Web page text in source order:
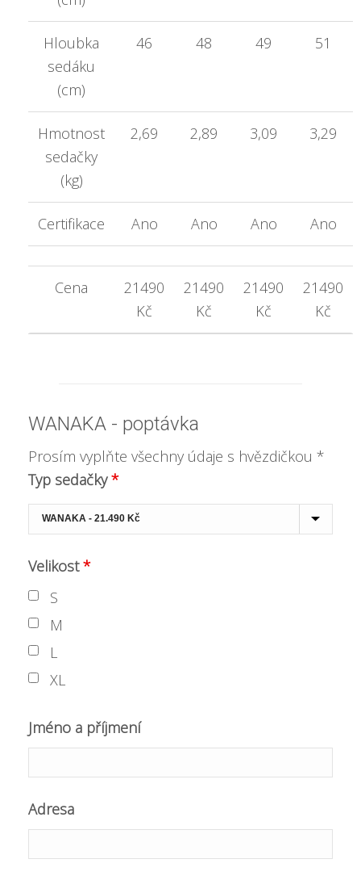
Hloubka
sedáku
(cm)
46 48 49 51
Hmotnost
sedačky
(kg)
2,69 2,89 3,09 3,29
Certifikace Ano Ano Ano Ano
Cena
21490
Kč
21490
Kč
21490
Kč
21490
Kč
WANAKA - poptávka
Prosím vyplňte všechny údaje s hvězdičkou *
Typ sedačky*
Velikost*
S
M
L
XL
Jméno a příjmení
Adresa